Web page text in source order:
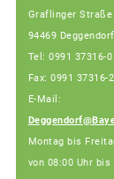
Graflinger Straße
94469 Deggendorf
Tel: 0991 37316-0
Fax: 0991 37316-
E-Mail:
Montag bis
von 08:00 Uhr bis